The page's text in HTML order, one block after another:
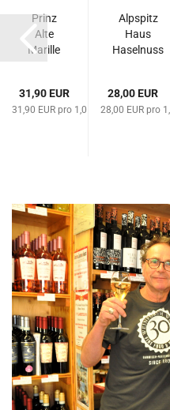
Prinz
Alte
Marille
Vol.
31,90 EUR
31,90 EUR pro 1,0 Liter
Alpspitz
Haus
Haselnuss
28,00 EUR
28,00 EUR pro